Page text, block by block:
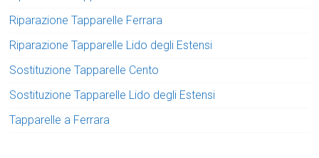
Riparazione Tapparelle Ferrara
Riparazione Tapparelle Lido degli Estensi
Sostituzione Tapparelle Cento
Sostituzione Tapparelle Lido degli Estensi
Tapparelle a Ferrara